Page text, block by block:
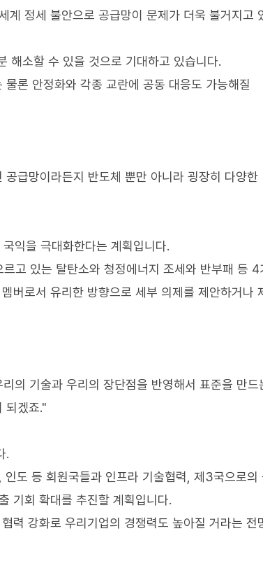
계 정세 불안으로 공급망이 문제가 더욱 불거지고
해소할 수 있을 것으로 기대하고 있습니다.
론 안정화와 각종 교란에 공동 대응도 가능해질
급망이라든지 반도체 뿐만 아니라 굉장히 다양한
익을 극대화한다는 계획입니다.
고 있는 탈탄소와 청정에너지 조세와 반부패 등 4
버로서 유리한 방향으로 세부 의제를 제안하거나
의 기술과 우리의 장단점을 반영해서 표준을 만드
되겠죠."
.
도 등 회원국들과 인프라 기술협력, 제3국으로의
기회 확대를 추진할 계획입니다.
력 강화로 우리기업의 경쟁력도 높아질 거라는 전